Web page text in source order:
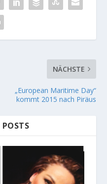
NÄCHSTE
„European Maritime Day“
kommt 2015 nach Piräus